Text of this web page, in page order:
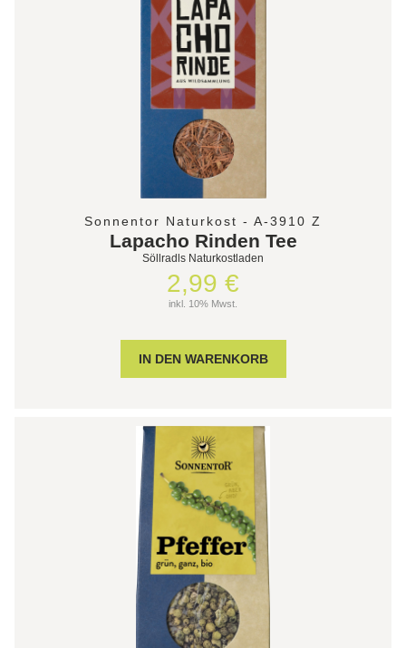
Sonnentor Naturkost - A-3910 Z
Lapacho Rinden Tee
Söllradls Naturkostladen
2,99 €
inkl. 10% Mwst.